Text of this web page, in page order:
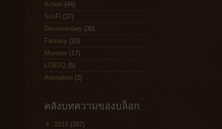
Action (44)
Sci-Fi (37)
Documentary (30)
Fantasy (20)
Monster (17)
LGBTQ (5)
Animation (2)
คลังบทความของบล็อก
▼ 2018 (107)